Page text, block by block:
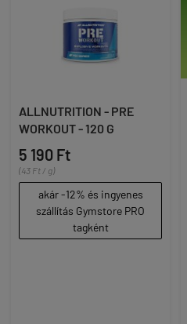
ALLNUTRITION - PRE
WORKOUT - 120 G
5 190 Ft
(43 Ft / g)
akár -12% és ingyenes
szállítás Gymstore PRO
tagként